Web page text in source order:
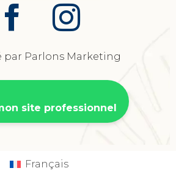
par Parlons Marketing
site professionnel
Français